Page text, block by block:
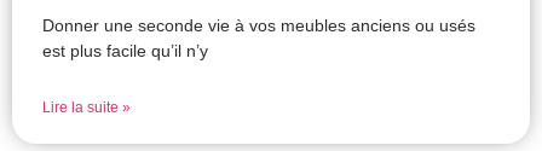
Donner une seconde vie à vos meubles anciens ou usés
est plus facile qu’il n’y
Lire la suite »